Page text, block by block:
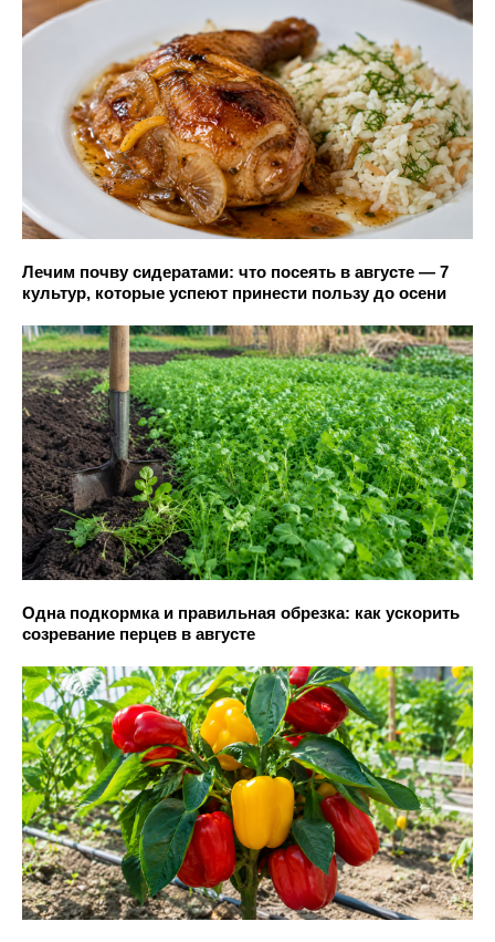
Лечим почву сидератами: что посеять в августе — 7
культур, которые успеют принести пользу до осени
Одна подкормка и правильная обрезка: как ускорить
созревание перцев в августе